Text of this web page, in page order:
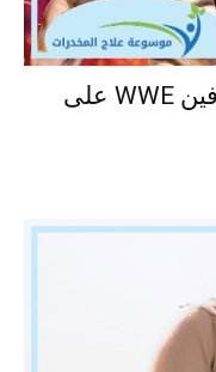
تأثير مشاهدة مصارعة المحترفين WWE على